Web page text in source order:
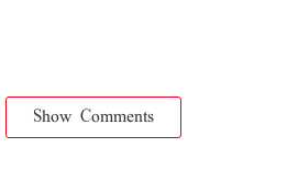
Show Comments